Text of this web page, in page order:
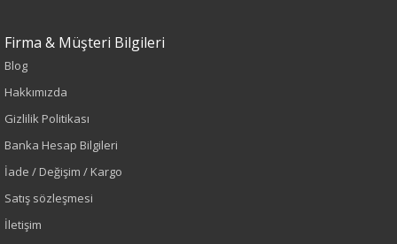
Renk
Vizon
Sezon
İlkbahar-Yaz
Firma & Müşteri Bilgileri
Blog
Hakkımızda
Gizlilik Politikası
Banka Hesap Bilgileri
İade / Değişim / Kargo
Satış sözleşmesi
İletişim